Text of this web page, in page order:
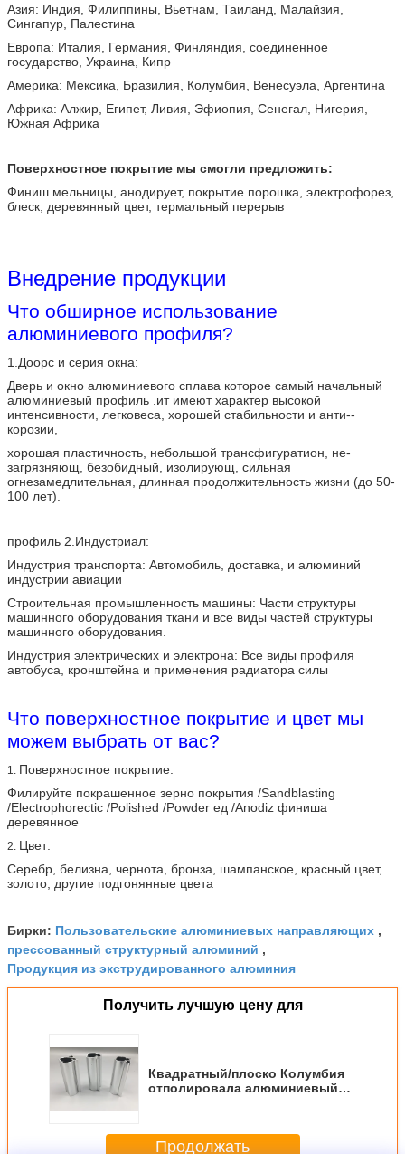
Азия: Индия, Филиппины, Вьетнам, Таиланд, Малайзия,
Сингапур, Палестина
Европа: Италия, Германия, Финляндия, соединенное
государство, Украина, Кипр
Америка: Мексика, Бразилия, Колумбия, Венесуэла, Аргентина
Африка: Алжир, Египет, Ливия, Эфиопия, Сенегал, Нигерия,
Южная Африка
Поверхностное покрытие мы смогли предложить:
Финиш мельницы, анодирует, покрытие порошка, электрофорез,
блеск, деревянный цвет, термальный перерыв
Внедрение продукции
Что обширное использование
алюминиевого профиля?
1.Доорс и серия окна:
Дверь и окно алюминиевого сплава которое самый начальный
алюминиевый профиль .ит имеют характер высокой
интенсивности, легковеса, хорошей стабильности и анти--
корозии,
хорошая пластичность, небольшой трансфигуратион, не-
загрязняющ, безобидный, изолирующ, сильная
огнезамедлительная, длинная продолжительность жизни (до 50-
100 лет).
профиль 2.Индустриал:
Индустрия транспорта: Автомобиль, доставка, и алюминий
индустрии авиации
Строительная промышленность машины: Части структуры
машинного оборудования ткани и все виды частей структуры
машинного оборудования.
Индустрия электрических и электрона: Все виды профиля
автобуса, кронштейна и применения радиатора силы
Что поверхностное покрытие и цвет мы
можем выбрать от вас?
1. Поверхностное покрытие:
Филируйте покрашенное зерно покрытия /Sandblasting
/Electrophorectic /Polished /Powder ед /Anodiz финиша
деревянное
2. Цвет:
Серебр, белизна, чернота, бронза, шампанское, красный цвет,
золото, другие подгонянные цвета
Бирки: Пользовательские алюминиевых направляющих ,
прессованный структурный алюминий ,
Продукция из экструдированного алюминия
Получить лучшую цену для
Квадратный/плоско Колумбия
отполировала алюминиевый
прессование
Продолжать